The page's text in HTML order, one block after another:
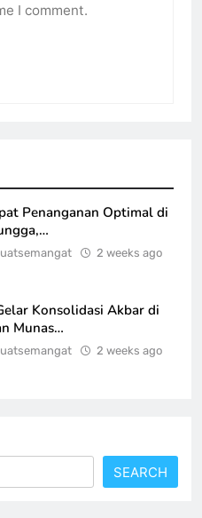
I comment.
Penanganan Optimal di
2 weeks ago
Konsolidasi Akbar di
Munas…
2 weeks ago
SEARCH